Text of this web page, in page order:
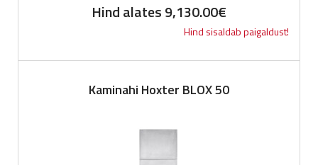
Hind alates9,130.00€
Hind sisaldab paigaldust!
Kaminahi Hoxter BLOX 50